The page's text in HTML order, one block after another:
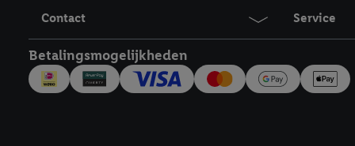
Contact Service
Betalingsmogelijkheden
Door te klikken op
technieken worden
inclusief over de
trekken, vind je in onze
over de cookies die